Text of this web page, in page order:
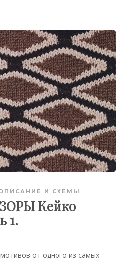
И СХЕМЫ
Кейко
1.
от одного из самых